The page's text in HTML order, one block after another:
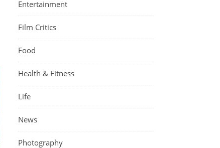
Entertainment
Film Critics
Food
Health & Fitness
Life
News
Photography